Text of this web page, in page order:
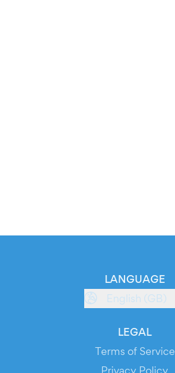
LANGUAGE
English (GB)
LEGAL
Terms of Service
Privacy Policy